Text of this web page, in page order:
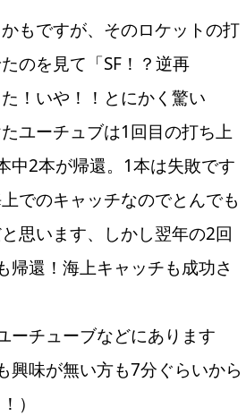
もですが、そのロケットの打
のを見て「SF！？逆再
！いや！！とにかく驚い
ユーチュブは1回目の打ち上
中2本が帰還。1本は失敗です
でのキャッチなのでとんでも
思います、しかし翌年の2回
帰還！海上キャッチも成功さ
ーチューブなどにあります
興味が無い方も7分ぐらいから
）